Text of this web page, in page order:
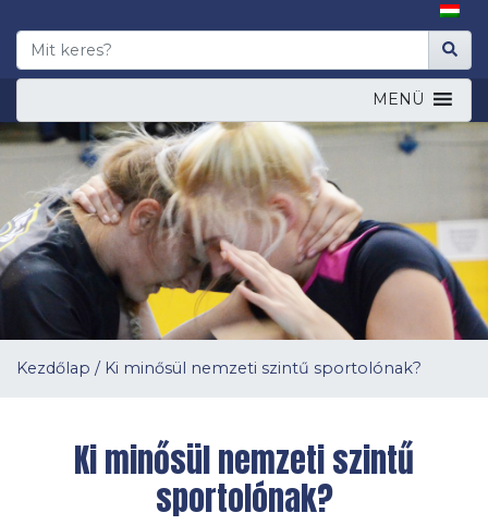
MENÜ
Kezdőlap / Ki minősül nemzeti szintű sportolónak?
Ki minősül nemzeti szintű
sportolónak?